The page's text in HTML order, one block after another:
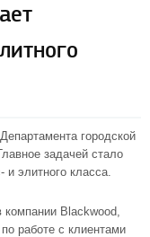
городской
задачей стало
и элитного класса.
компании Blackwood,
работе с клиентами